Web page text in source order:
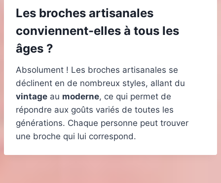
Les broches artisanales
conviennent-elles à tous les
âges ?
Absolument ! Les broches artisanales se
déclinent en de nombreux styles, allant du
vintage au moderne, ce qui permet de
répondre aux goûts variés de toutes les
générations. Chaque personne peut trouver
une broche qui lui correspond.